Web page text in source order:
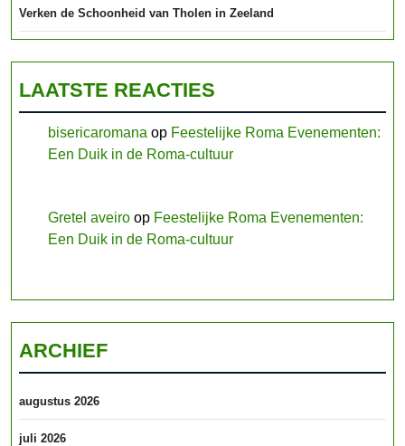
Verken de Schoonheid van Tholen in Zeeland
LAATSTE REACTIES
bisericaromana op Feestelijke Roma Evenementen:
Een Duik in de Roma-cultuur
Gretel aveiro op Feestelijke Roma Evenementen:
Een Duik in de Roma-cultuur
ARCHIEF
augustus 2026
juli 2026